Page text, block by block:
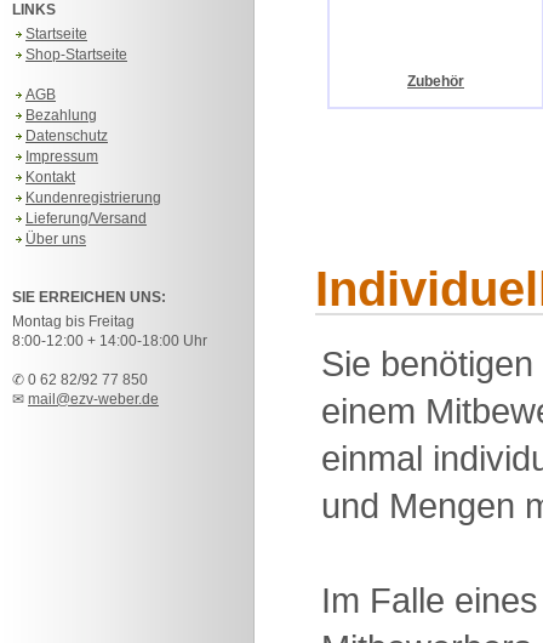
LINKS
Startseite
Shop-Startseite
AGB
Bezahlung
Datenschutz
Impressum
Kontakt
Kundenregistrierung
Lieferung/Versand
Über uns
SIE ERREICHEN UNS:
Montag bis Freitag
8:00-12:00 + 14:00-18:00 Uhr
✆ 0 62 82/92 77 850
✉ mail@ezv-weber.de
Zubehör
Sie
einem
einmal
und Mengen
Im Falle